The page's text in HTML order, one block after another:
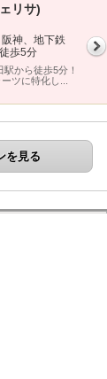
リサ)
神、地下鉄
歩5分
から徒歩5分！
ツに特化し...
を見る